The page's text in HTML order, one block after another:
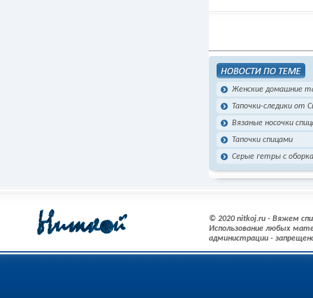
Женские домашние
Тапочки-следики от
Вязаные носочки
Тапочки спицами
Серые гетры с
© 2020 nitkoj.ru - Вяжем
Использование любых
администрации -